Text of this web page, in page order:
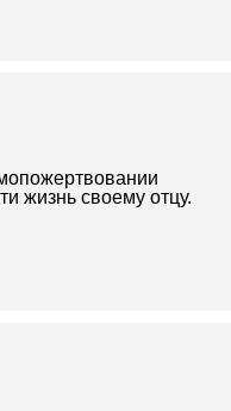
жизнь своему отцу.